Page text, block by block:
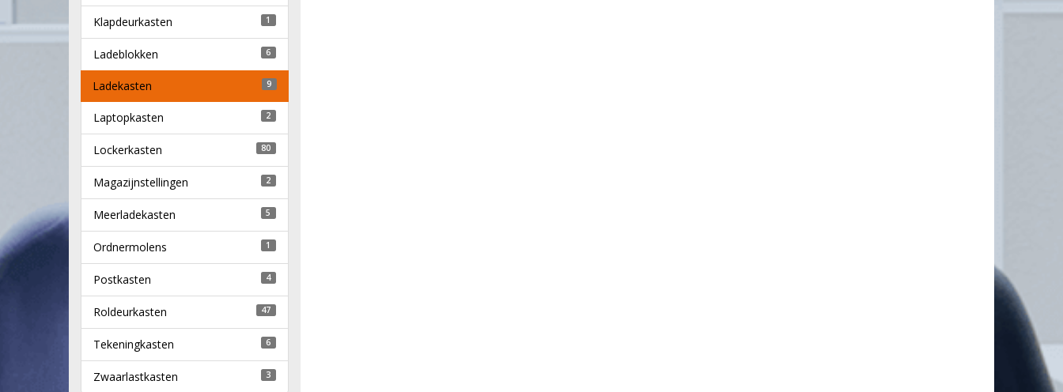
Klapdeurkasten 1
Ladeblokken 6
Ladekasten 9
Laptopkasten 2
Lockerkasten 80
Magazijnstellingen 2
Meerladekasten 5
Ordnermolens 1
Postkasten 4
Roldeurkasten 47
Tekeningkasten 6
Zwaarlastkasten 3